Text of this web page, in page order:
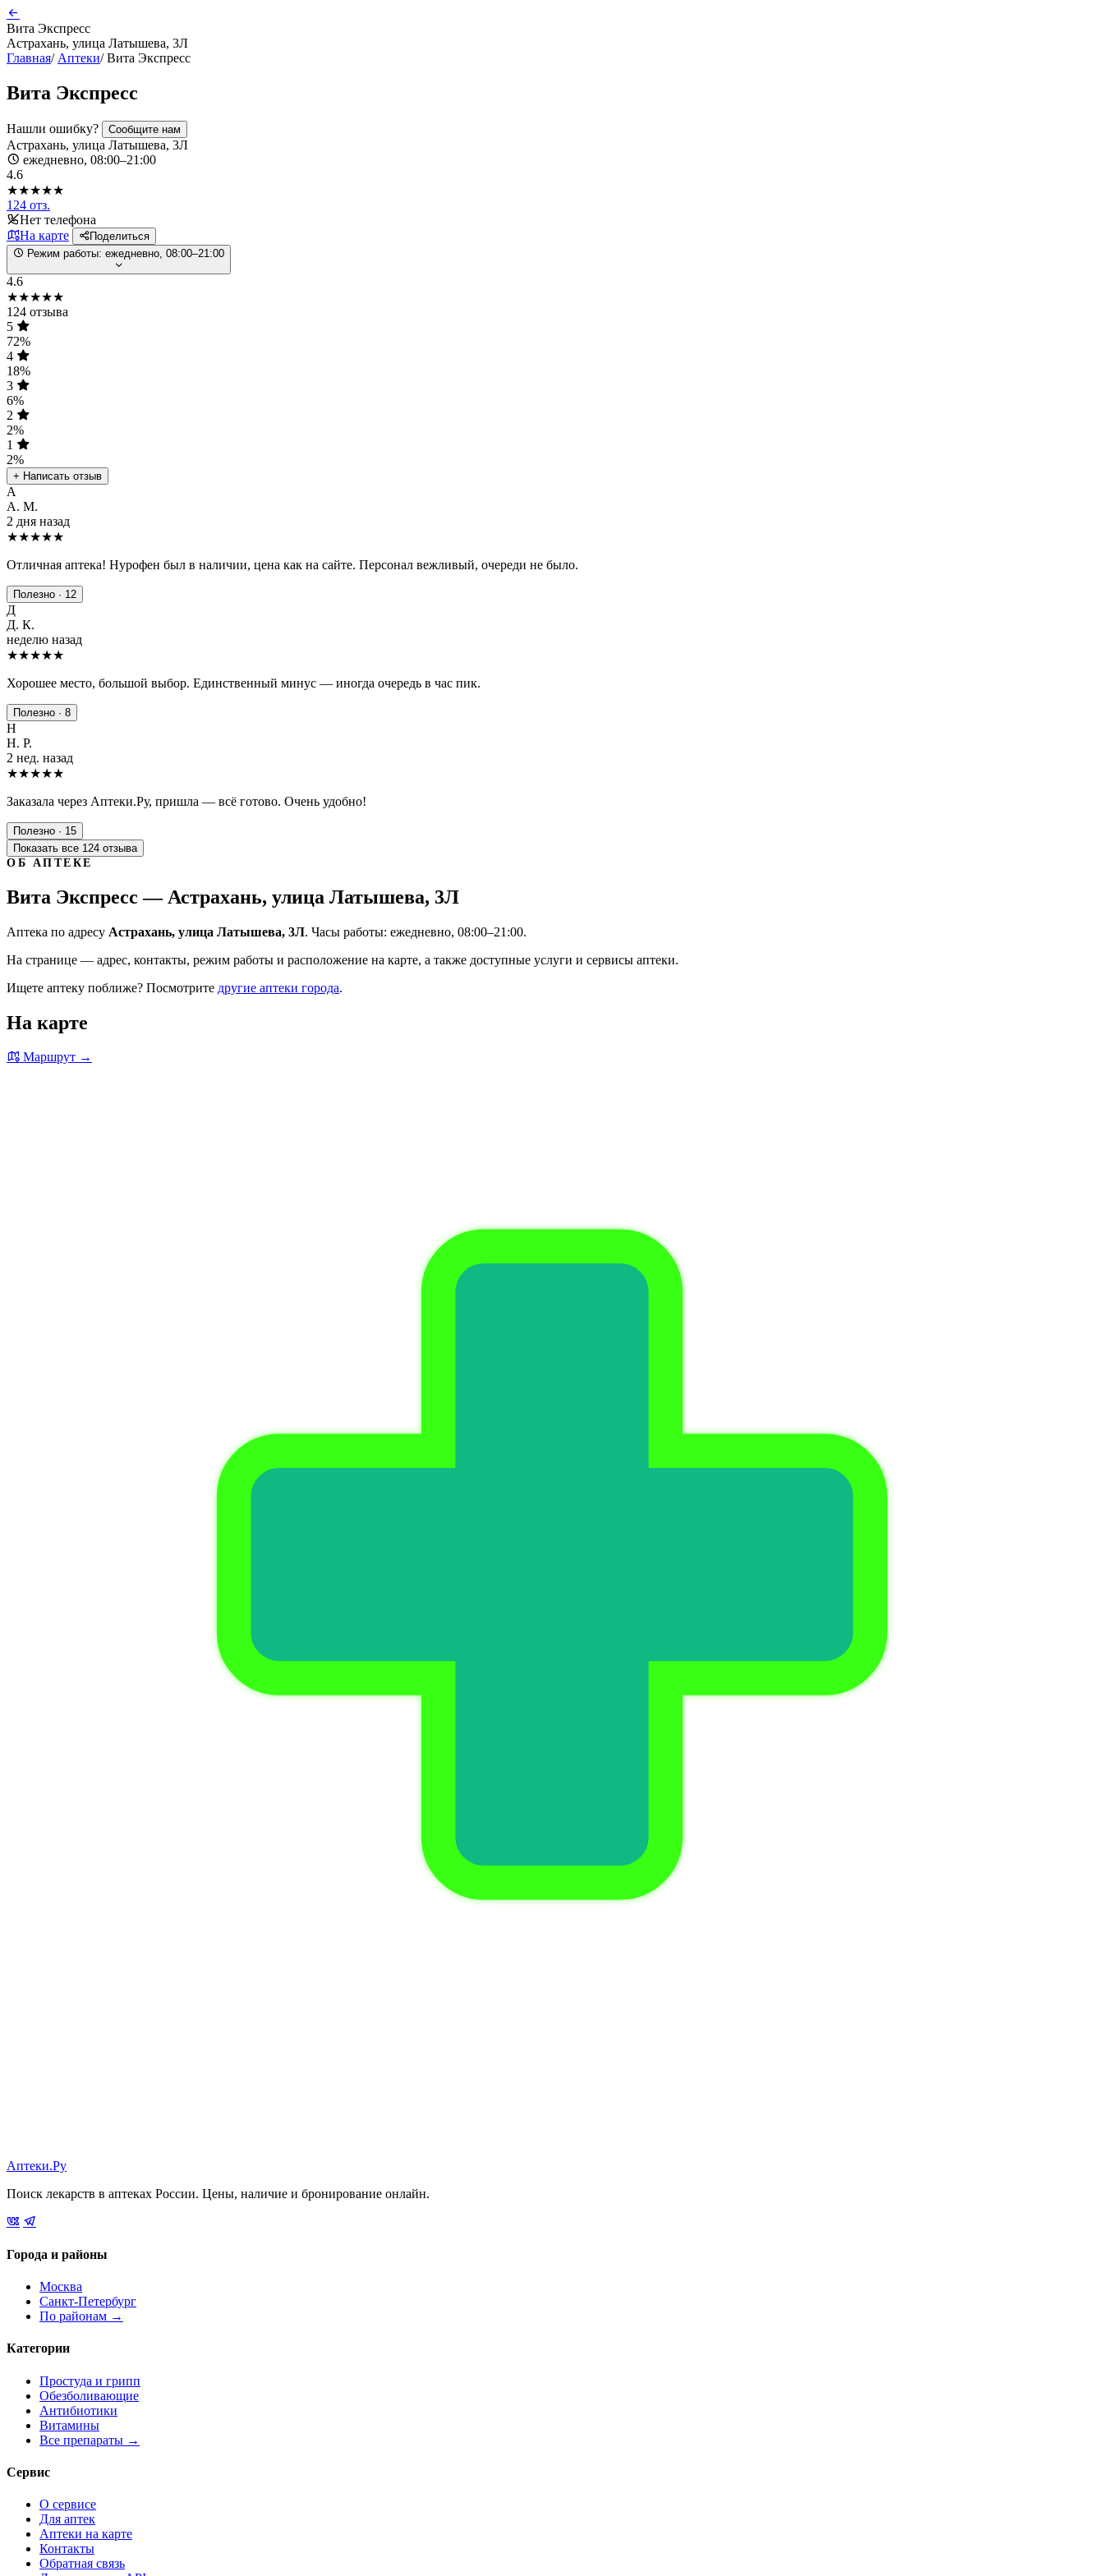
Вита Экспресс
Астрахань, улица Латышева, 3Л
Главная/ Аптеки/ Вита Экспресс
Вита Экспресс
Нашли ошибку? Сообщите нам
Астрахань, улица Латышева, 3Л
ежедневно, 08:00–21:00
4.6
★★★★★
124 отз.
Нет телефона
На карте
Поделиться
Режим работы: ежедневно, 08:00–21:00
4.6
★★★★★
124 отзыва
5
72%
4
18%
3
6%
2
2%
1
2%
+ Написать отзыв
А
А. М.
2 дня назад
★★★★★
Отличная аптека! Нурофен был в наличии, цена как на сайте. Персонал вежливый, очереди не было.
Полезно · 12
Д
Д. К.
неделю назад
★★★★★
Хорошее место, большой выбор. Единственный минус — иногда очередь в час пик.
Полезно · 8
Н
Н. Р.
2 нед. назад
★★★★★
Заказала через Аптеки.Ру, пришла — всё готово. Очень удобно!
Полезно · 15
Показать все 124 отзыва
ОБ АПТЕКЕ
Вита Экспресс — Астрахань, улица Латышева, 3Л
Аптека по адресу Астрахань, улица Латышева, 3Л. Часы работы: ежедневно, 08:00–21:00.
На странице — адрес, контакты, режим работы и расположение на карте, а также доступные услуги и сервисы аптеки.
Ищете аптеку поближе? Посмотрите другие аптеки города.
На карте
Маршрут →
Аптеки.Ру
Поиск лекарств в аптеках России. Цены, наличие и бронирование онлайн.
Города и районы
Москва
Санкт-Петербург
По районам →
Категории
Простуда и грипп
Обезболивающие
Антибиотики
Витамины
Все препараты →
Сервис
О сервисе
Для аптек
Аптеки на карте
Контакты
Обратная связь